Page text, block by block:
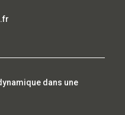
dans une